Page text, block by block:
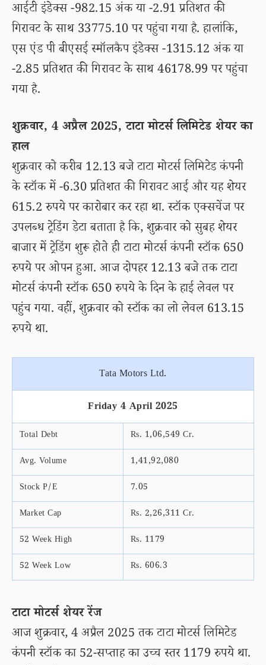
आईटी इंडेक्स -982.15 अंक या -2.91 प्रतिशत की
गिरावट के साथ 33775.10 पर पहुंचा गया है. हालांकि,
एस एंड पी बीएसई स्मॉलकैप इंडेक्स -1315.12 अंक या
-2.85 प्रतिशत की गिरावट के साथ 46178.99 पर पहुंचा
गया है.
शुक्रवार, 4 अप्रैल 2025, टाटा मोटर्स लिमिटेड शेयर का
हाल
शुक्रवार को करीब 12.13 बजे टाटा मोटर्स लिमिटेड कंपनी
के स्टॉक में -6.30 प्रतिशत की गिरावट आई और यह शेयर
615.2 रुपये पर कारोबार कर रहा था. स्टॉक एक्सचेंज पर
उपलब्ध ट्रेडिंग डेटा बताता है कि, शुक्रवार को सुबह शेयर
बाजार में ट्रेडिंग शुरू होते ही टाटा मोटर्स कंपनी स्टॉक 650
रुपये पर ओपन हुआ. आज दोपहर 12.13 बजे तक टाटा
मोटर्स कंपनी स्टॉक 650 रुपये के दिन के हाई लेवल पर
पहुंच गया. वहीं, शुक्रवार को स्टॉक का लो लेवल 613.15
रुपये था.
Tata Motors Ltd.
Friday 4 April 2025
Total Debt
Rs. 1,06,549 Cr.
Avg. Volume
1,41,92,080
Stock P/E
7.05
Market Cap
Rs. 2,26,311 Cr.
52 Week High
Rs. 1179
52 Week Low
Rs. 606.3
टाटा मोटर्स शेयर रेंज
आज शुक्रवार, 4 अप्रैल 2025 तक टाटा मोटर्स लिमिटेड
कंपनी स्टॉक का 52-सप्ताह का उच्च स्तर 1179 रुपये था.